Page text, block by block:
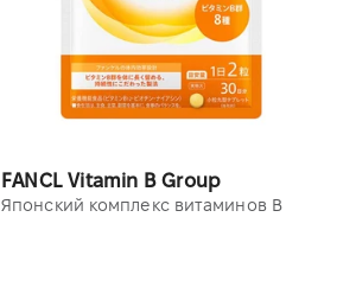
FANCL Vitamin B Group
Японский комплекс витаминов B